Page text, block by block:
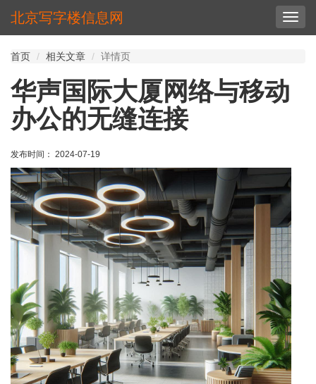
切
北京写字楼信息网
首页 相关文章 详情页
华声国际大厦网络与移动
办公的无缝连接
发布时间： 2024-07-19